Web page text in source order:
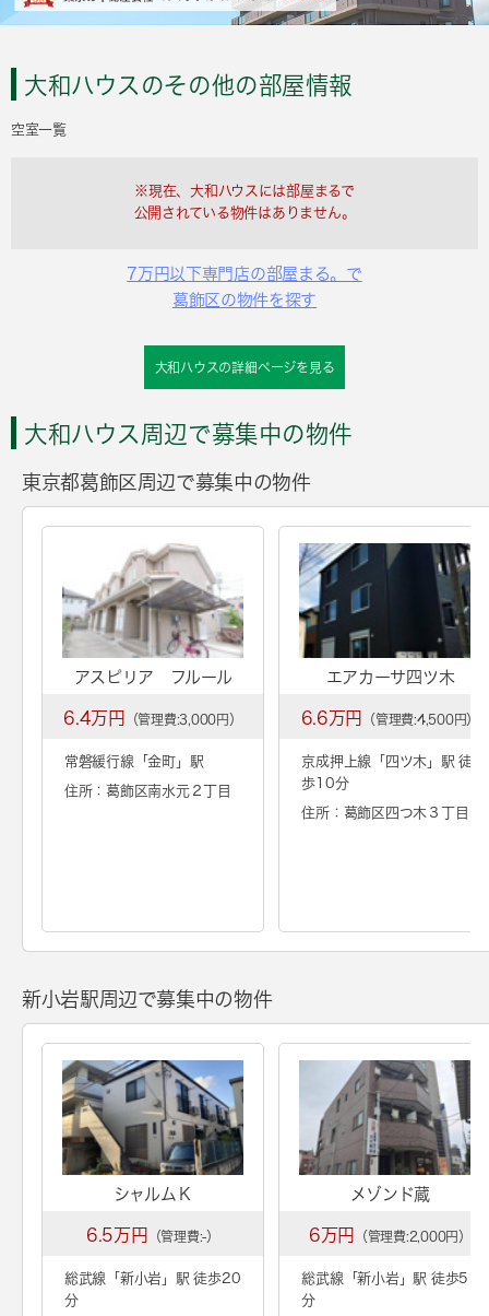
大和ハウスのその他の部屋情報
空室一覧
※現在、大和ハウスには部屋まるで
公開されている物件はありません。
7万円以下専門店の部屋まる。で
葛飾区の物件を探す
大和ハウスの詳細ページを見る
大和ハウス周辺で募集中の物件
東京都葛飾区周辺で募集中の物件
アスピリア フルール
6.4万円 （管理費:3,000円）
常磐緩行線「金町」駅
住所：葛飾区南水元２丁目
エアカーサ四ツ木
6.6万円 （管理費:4,500円）
京成押上線「 四ツ木 」駅 徒
歩10分
住所：葛飾区四つ木３丁目
新小岩駅周辺で募集中の物件
シャルムＫ
6.5万円 （管理費:-）
総武線「 新小岩 」駅 徒歩20
分
メゾンド蔵
6万円 （管理費:2,000円）
総武線「新小岩」駅 徒歩5
分